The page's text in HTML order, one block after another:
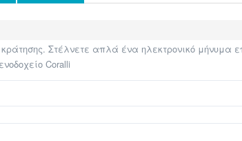
Στέλνετε απλά ένα ηλεκτρονικό μήνυμα
Coralli